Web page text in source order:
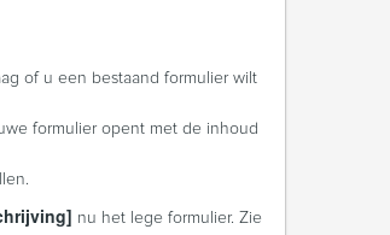
of u een bestaand formulier wilt
formulier opent met de inhoud
nu het lege formulier. Zie